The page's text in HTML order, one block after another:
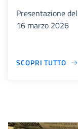
Presentazione
16 marzo 2026
SCOPRI TUTTO